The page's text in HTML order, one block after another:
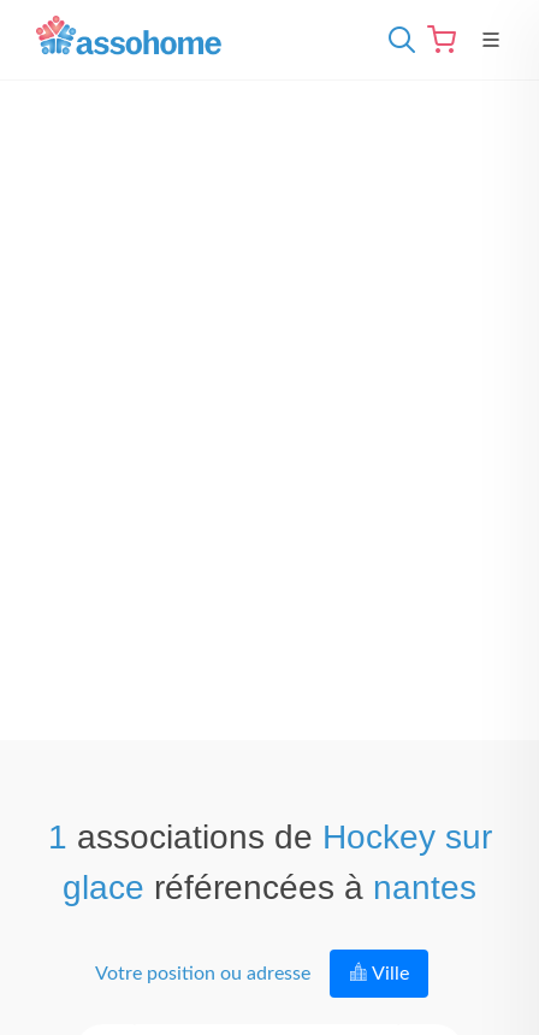
1 associations de Hockey sur
glace référencées à nantes
Votre position ou adresse Ville